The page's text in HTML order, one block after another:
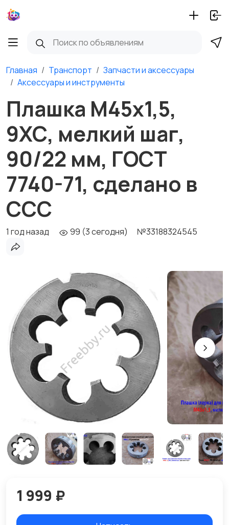
Главная Транспорт
Запчасти и аксессуары
Аксессуары и инструменты
Плашка М45х1,5,
9ХС, мелкий шаг,
90/22 мм, ГОСТ
7740-71, сделано в
ССС
1 год назад 99 (3 сегодня) №33188324545
1 999 ₽